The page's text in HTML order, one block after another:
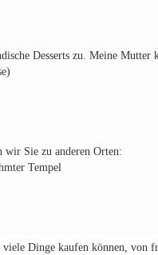
Desserts zu. Meine
wir Sie zu anderen Orten:
Tempel
Dinge kaufen können, von